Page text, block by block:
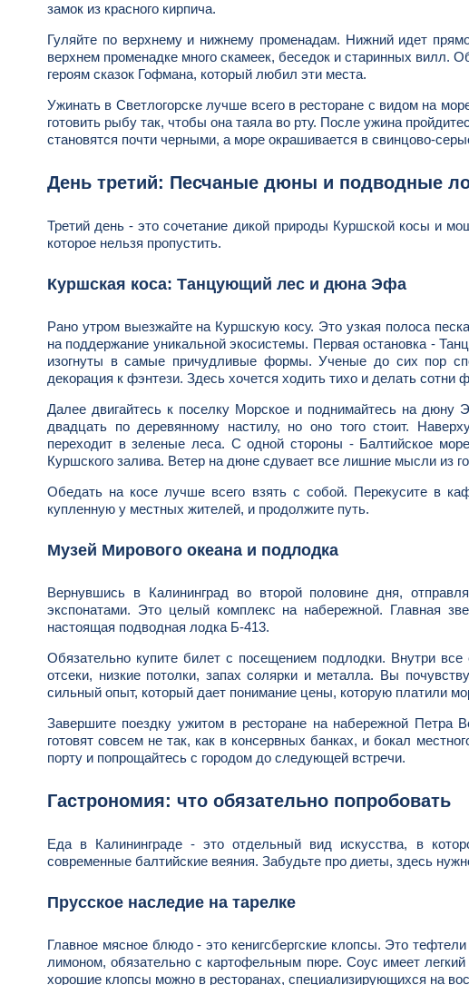
замок из красного кирпича.
Гуляйте по верхнему и нижнему променадам. Нижний идет
верхнем променадке много скамеек, беседок и старинных вилл.
героям сказок Гофмана, который любил эти места.
Ужинать в Светлогорске лучше всего в ресторане с видом на
готовить рыбу так, чтобы она таяла во рту. После ужина
становятся почти черными, а море окрашивается в свинцово-
День третий: Песчаные дюны и подводные
Третий день - это сочетание дикой природы Куршской косы и
которое нельзя пропустить.
Куршская коса: Танцующий лес и дюна Эфа
Рано утром выезжайте на Куршскую косу. Это узкая полоса
на поддержание уникальной экосистемы. Первая остановка -
изогнуты в самые причудливые формы. Ученые до сих пор
декорация к фэнтези. Здесь хочется ходить тихо и делать сотни
Далее двигайтесь к поселку Морское и поднимайтесь на
двадцать по деревянному настилу, но оно того стоит.
переходит в зеленые леса. С одной стороны - Балтийское
Куршского залива. Ветер на дюне сдувает все лишние мысли из
Обедать на косе лучше всего взять с собой. Перекусите в
купленную у местных жителей, и продолжите путь.
Музей Мирового океана и подлодка
Вернувшись в Калининград во второй половине дня,
экспонатами. Это целый комплекс на набережной. Главная
настоящая подводная лодка Б-413.
Обязательно купите билет с посещением подлодки. Внутри
отсеки, низкие потолки, запах солярки и металла. Вы
сильный опыт, который дает понимание цены, которую платили
Завершите поездку ужитом в ресторане на набережной Петра
готовят совсем не так, как в консервных банках, и бокал
порту и попрощайтесь с городом до следующей встречи.
Гастрономия: что обязательно попробовать
Еда в Калининграде - это отдельный вид искусства, в
современные балтийские веяния. Забудьте про диеты, здесь
Прусское наследие на тарелке
Главное мясное блюдо - это кенигсбергские клопсы. Это
лимоном, обязательно с картофельным пюре. Соус имеет
хорошие клопсы можно в ресторанах, специализирующихся на